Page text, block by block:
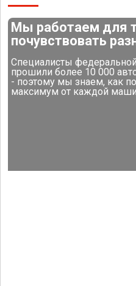
Мы работаем для
почувствовать
Специалисты
прошили более 10 000
- поэтому мы знаем, как
максимум от каждой